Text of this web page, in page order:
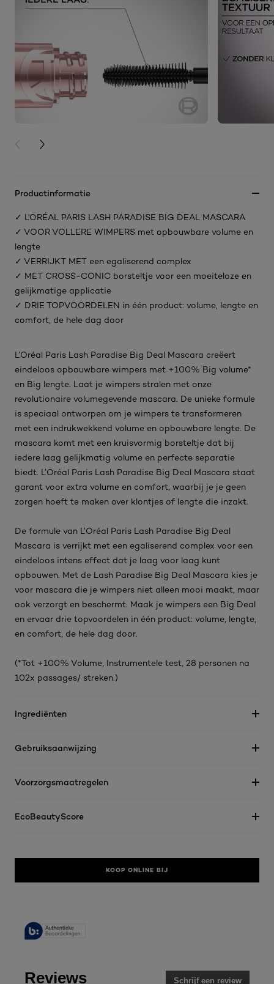
PREVIOUS CARD
NEXT CARD
Productinformatie
✓ L'ORÉAL PARIS LASH PARADISE BIG DEAL MASCARA
✓ VOOR VOLLERE WIMPERS met opbouwbare volume en
lengte
✓ VERRIJKT MET een egaliserend complex
✓ MET CROSS-CONIC borsteltje voor een moeiteloze en
gelijkmatige applicatie
✓ DRIE TOPVOORDELEN in één product: volume, lengte en
comfort, de hele dag door
L’Oréal Paris Lash Paradise Big Deal Mascara creëert
eindeloos opbouwbare wimpers met +100% Big volume*
en Big lengte. Laat je wimpers stralen met onze
revolutionaire volumegevende mascara. De unieke formule
is speciaal ontworpen om je wimpers te transformeren
met een indrukwekkend volume en opbouwbare lengte. De
mascara komt met een kruisvormig borsteltje dat bij
iedere laag gelijkmatig volume en perfecte separatie
biedt. L’Oréal Paris Lash Paradise Big Deal Mascara staat
garant voor extra volume en comfort, waarbij je je geen
zorgen hoeft te maken over klontjes of lengte die inzakt.
De formule van L’Oréal Paris Lash Paradise Big Deal
Mascara is verrijkt met een egaliserend complex voor een
eindeloos intens effect dat je laag voor laag kunt
opbouwen. Met de Lash Paradise Big Deal Mascara kies je
voor mascara die je wimpers niet alleen mooi maakt, maar
ook verzorgt en beschermt. Maak je wimpers een Big Deal
en ervaar drie topvoordelen in één product: volume, lengte,
en comfort, de hele dag door.
(*Tot +100% Volume, Instrumentele test, 28 personen na
102x passages/ streken.)
Ingrediënten
Gebruiksaanwijzing
Voorzorgsmaatregelen
EcoBeautyScore
KOOP ONLINE BIJ
Reviews Schrijf een review